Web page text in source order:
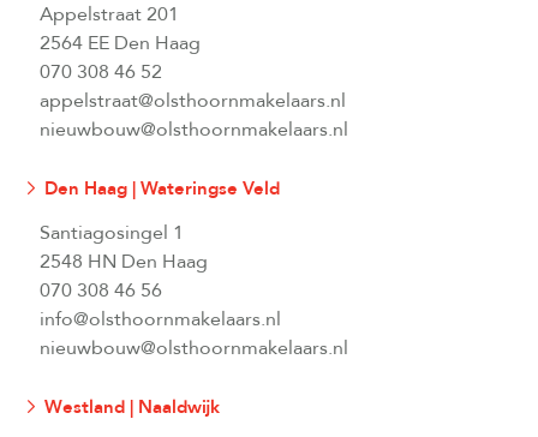
Appelstraat 201
2564 EE Den Haag
070 308 46 52
appelstraat@olsthoornmakelaars.nl
nieuwbouw@olsthoornmakelaars.nl
Den Haag | Wateringse Veld
Santiagosingel 1
2548 HN Den Haag
070 308 46 56
info@olsthoornmakelaars.nl
nieuwbouw@olsthoornmakelaars.nl
Westland | Naaldwijk